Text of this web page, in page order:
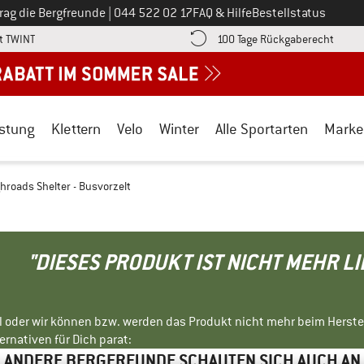
die Bergfreunde Ruf uns an unter
044 522 02 17FAQ & HilfeBestellstatus
Finde die Zahlungs-Infos hier! Öffnet sich in einer Infobox
100 Tage Rückgaberecht
Klettern Velo Winter Alle Sportarten
Shelter - Busvorzelt
"DIESES PRODUKT IST NICHT MEHR
wir können bzw. werden das Produkt nicht mehr beim
für Dich parat: